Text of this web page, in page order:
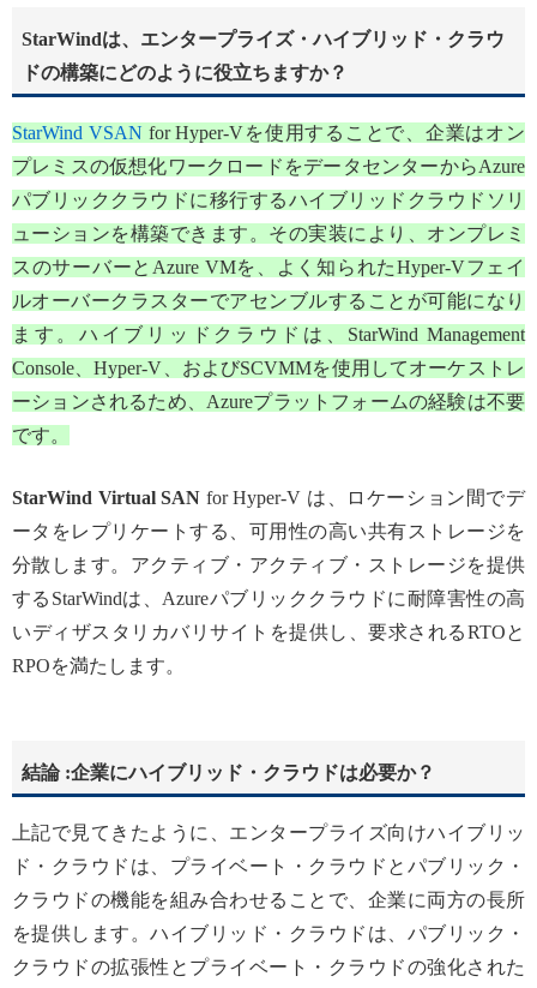
StarWindは、エンタープライズ・ハイブリッド・クラウ
ドの構築にどのように役立ちますか？
StarWind VSAN for Hyper-Vを使用することで、企業はオン
プレミスの仮想化ワークロードをデータセンターからAzure
パブリッククラウドに移行するハイブリッドクラウドソリ
ューションを構築できます。その実装により、オンプレミ
スのサーバーとAzure VMを、よく知られたHyper-Vフェイ
ルオーバークラスターでアセンブルすることが可能になり
ます。ハイブリッドクラウドは、StarWind Management
Console、Hyper-V、およびSCVMMを使用してオーケストレ
ーションされるため、Azureプラットフォームの経験は不要
です。
StarWind Virtual SAN for Hyper-V は、ロケーション間でデ
ータをレプリケートする、可用性の高い共有ストレージを
分散します。アクティブ・アクティブ・ストレージを提供
するStarWindは、Azureパブリッククラウドに耐障害性の高
いディザスタリカバリサイトを提供し、要求されるRTOと
RPOを満たします。
結論 :企業にハイブリッド・クラウドは必要か？
上記で見てきたように、エンタープライズ向けハイブリッ
ド・クラウドは、プライベート・クラウドとパブリック・
クラウドの機能を組み合わせることで、企業に両方の長所
を提供します。ハイブリッド・クラウドは、パブリック・
クラウドの拡張性とプライベート・クラウドの強化された